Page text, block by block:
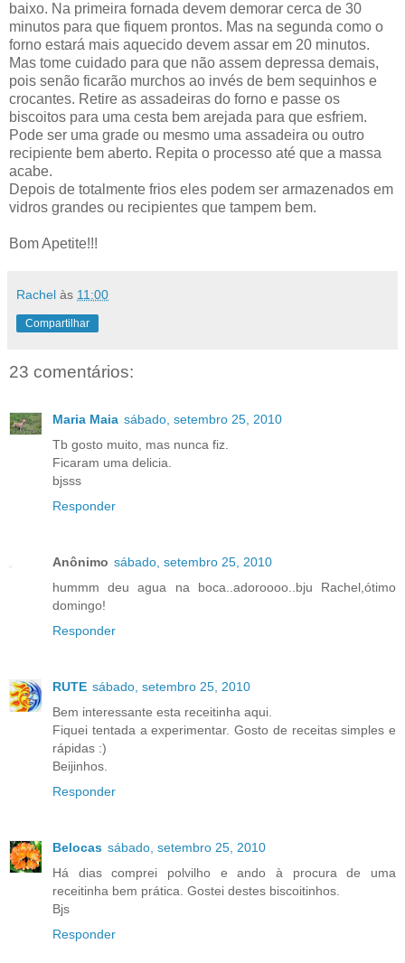
baixo. Na primeira fornada devem demorar cerca de 30
minutos para que fiquem prontos. Mas na segunda como o
forno estará mais aquecido devem assar em 20 minutos.
Mas tome cuidado para que não assem depressa demais,
pois senão ficarão murchos ao invés de bem sequinhos e
crocantes. Retire as assadeiras do forno e passe os
biscoitos para uma cesta bem arejada para que esfriem.
Pode ser uma grade ou mesmo uma assadeira ou outro
recipiente bem aberto. Repita o processo até que a massa
acabe.
Depois de totalmente frios eles podem ser armazenados em
vidros grandes ou recipientes que tampem bem.
Bom Apetite!!!
Rachel às 11:00
Compartilhar
23 comentários:
Maria Maia sábado, setembro 25, 2010
Tb gosto muito, mas nunca fiz.
Ficaram uma delicia.
bjsss
Responder
Anônimo sábado, setembro 25, 2010
hummm deu agua na boca..adoroooo..bju Rachel,ótimo
domingo!
Responder
RUTE sábado, setembro 25, 2010
Bem interessante esta receitinha aqui.
Fiquei tentada a experimentar. Gosto de receitas simples e
rápidas :)
Beijinhos.
Responder
Belocas sábado, setembro 25, 2010
Há dias comprei polvilho e ando à procura de uma
receitinha bem prática. Gostei destes biscoitinhos.
Bjs
Responder